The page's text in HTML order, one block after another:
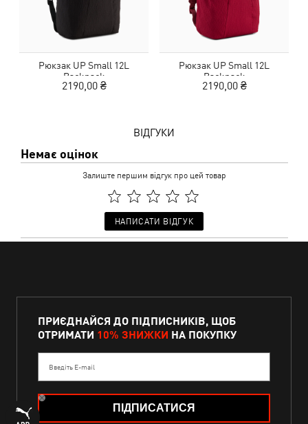
Рюкзак UP Small 12L
Backpack
2190,00 ₴
Рюкзак UP Small 12L
Backpack
2190,00 ₴
ВІДГУКИ
Немає оцінок
Залиште першим відгук про цей товар
НАПИСАТИ ВІДГУК
ПРИЄДНАЙСЯ ДО ПІДПИСНИКІВ, ЩОБ
ОТРИМАТИ 10% ЗНИЖКИ НА ПОКУПКУ
Введіть E-mail
ПІДПИСАТИСЯ